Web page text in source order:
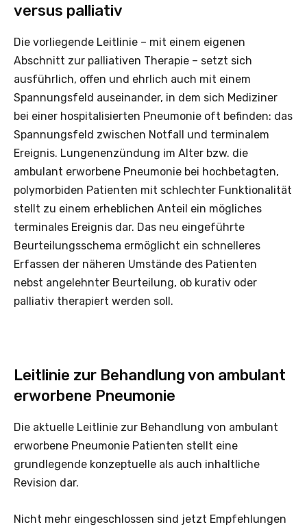
versus palliativ
Die vorliegende Leitlinie – mit einem eigenen
Abschnitt zur palliativen Therapie – setzt sich
ausführlich, offen und ehrlich auch mit einem
Spannungsfeld auseinander, in dem sich Mediziner
bei einer hospitalisierten Pneumonie oft befinden: das
Spannungsfeld zwischen Notfall und terminalem
Ereignis. Lungenenzündung im Alter bzw. die
ambulant erworbene Pneumonie bei hochbetagten,
polymorbiden Patienten mit schlechter Funktionalität
stellt zu einem erheblichen Anteil ein mögliches
terminales Ereignis dar. Das neu eingeführte
Beurteilungsschema ermöglicht ein schnelleres
Erfassen der näheren Umstände des Patienten
nebst angelehnter Beurteilung, ob kurativ oder
palliativ therapiert werden soll.
Leitlinie zur Behandlung von ambulant
erworbene Pneumonie
Die aktuelle Leitlinie zur Behandlung von ambulant
erworbene Pneumonie Patienten stellt eine
grundlegende konzeptuelle als auch inhaltliche
Revision dar.
Nicht mehr eingeschlossen sind jetzt Empfehlungen